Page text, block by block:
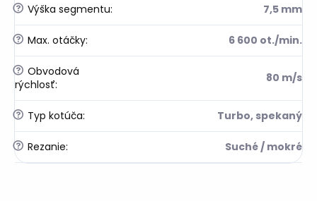
? Výška segmentu: 7,5 mm
? Max. otáčky: 6 600 ot./min.
? Obvodová
rýchlosť: 80 m/s
? Typ kotúča: Turbo, spekaný
? Rezanie: Suché / mokré